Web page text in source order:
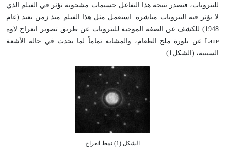
للنترونات، فتصدر نتيجة هذا التفاعل جسيمات مشحونة تؤثر في الفيلم الذي
لا تؤثر فيه النترونات مباشرة. استعمل مثل هذا الفيلم منذ زمن بعيد (عام
1948) للكشف عن الصفة الموجية للنترونات عن طريق تصوير انعراج لاوه
Laue عن بلورة ملح الطعام، والمشابه تماماً لما يحدث في حالة الأشعة
السينية، (الشكل1).
الشكل (1) نمط انعراج